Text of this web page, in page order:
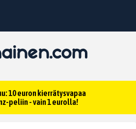
10 euron kierrätysvapaa
peliin - vain 1 eurolla!